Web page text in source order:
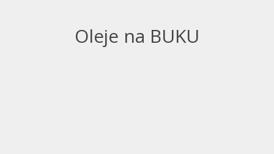
Oleje na BUKU